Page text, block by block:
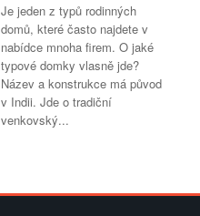
Je jeden z typů rodinných
domů, které často najdete v
nabídce mnoha firem. O jaké
typové domky vlasně jde?
Název a konstrukce má původ
v Indii. Jde o tradiční
venkovský...